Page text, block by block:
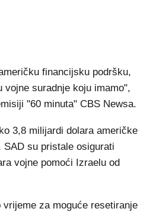
financijsku podršku,
vojne suradnje koju imamo",
"60 minuta" CBS Newsa.
3,8 milijardi dolara američke
su pristale osigurati
vojne pomoći Izraelu od
za moguće resetiranje